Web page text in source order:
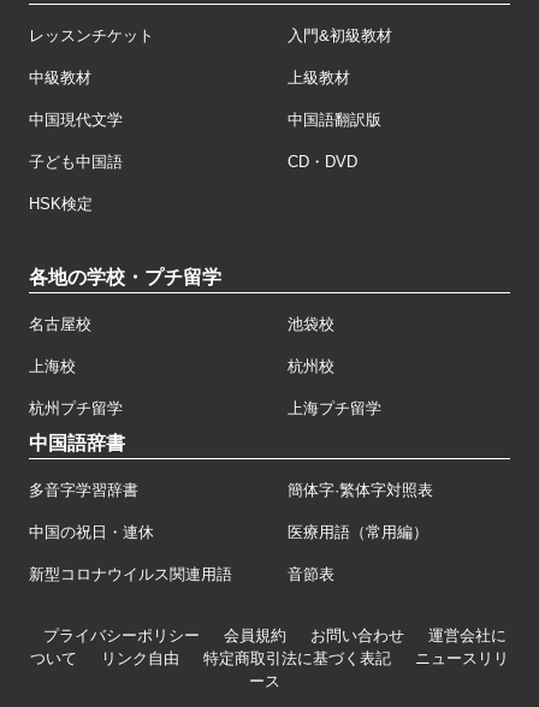
レッスンチケット 入門&初級教材
中級教材 上級教材
中国現代文学 中国語翻訳版
子ども中国語 CD・DVD
HSK検定
各地の学校・プチ留学
名古屋校 池袋校
上海校 杭州校
杭州プチ留学 上海プチ留学
中国語辞書
多音字学習辞書 簡体字·繁体字対照表
中国の祝日・連休 医療用語（常用編）
新型コロナウイルス関連用語 音節表
プライバシーポリシー 会員規約 お問い合わせ
運営会社に
ついて
リンク自由 特定商取引法に基づく表記
ニュースリリ
ース